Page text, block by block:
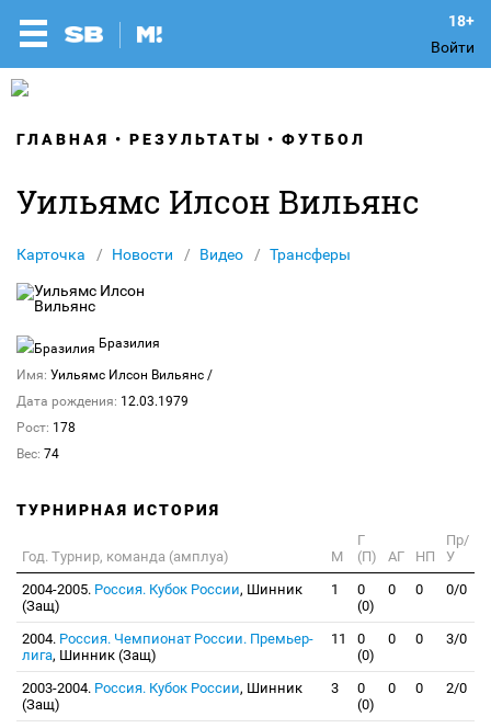
Войти
ГЛАВНАЯ РЕЗУЛЬТАТЫ ФУТБОЛ
Уильямс Илсон Вильянс
Карточка Новости Видео Трансферы
Бразилия
Имя: Уильямс Илсон Вильянс /
Дата рождения: 12.03.1979
Рост: 178
Вес: 74
ТУРНИРНАЯ ИСТОРИЯ
Год. Турнир, команда (амплуа) М
Г
(П)
АГ НП
Пр/
У
2004-2005. Россия. Кубок России, Шинник
(Защ)
1
0
(0)
0 0 0/0
2004. Россия. Чемпионат России. Премьер-
лига, Шинник (Защ)
11
0
(0)
0 0 3/0
2003-2004. Россия. Кубок России, Шинник
(Защ)
3
0
(0)
0 0 2/0